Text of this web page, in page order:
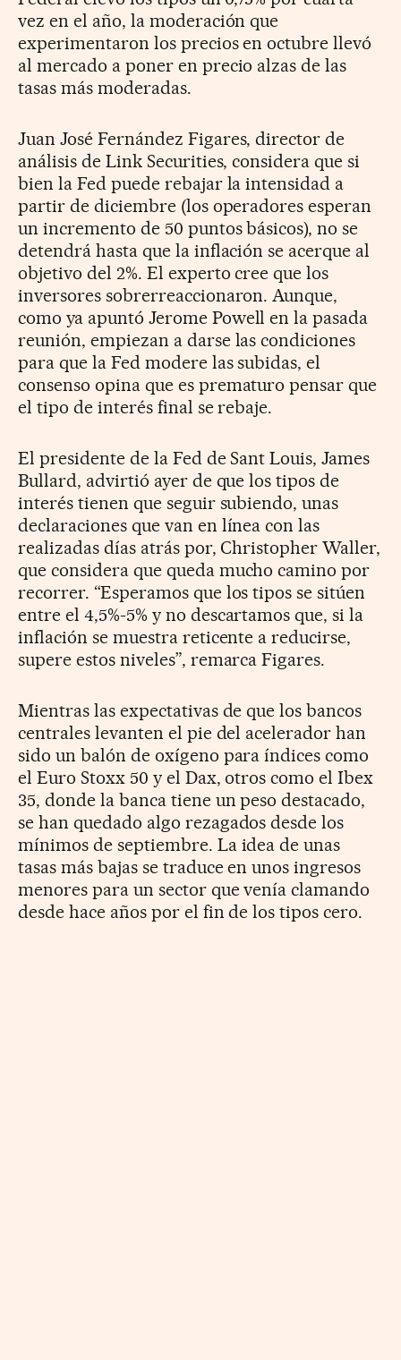
vez en el año, la moderación que
experimentaron los precios en octubre llevó
al mercado a poner en precio alzas de las
tasas más moderadas.
Juan José Fernández Figares, director de
análisis de Link Securities, considera que si
bien la Fed puede rebajar la intensidad a
partir de diciembre (los operadores esperan
un incremento de 50 puntos básicos), no se
detendrá hasta que la inflación se acerque al
objetivo del 2%. El experto cree que los
inversores sobrerreaccionaron. Aunque,
como ya apuntó Jerome Powell en la pasada
reunión, empiezan a darse las condiciones
para que la Fed modere las subidas, el
consenso opina que es prematuro pensar que
el tipo de interés final se rebaje.
El presidente de la Fed de Sant Louis, James
Bullard, advirtió ayer de que los tipos de
interés tienen que seguir subiendo, unas
declaraciones que van en línea con las
realizadas días atrás por, Christopher Waller,
que considera que queda mucho camino por
recorrer. “Esperamos que los tipos se sitúen
entre el 4,5%-5% y no descartamos que, si la
inflación se muestra reticente a reducirse,
supere estos niveles”, remarca Figares.
Mientras las expectativas de que los bancos
centrales levanten el pie del acelerador han
sido un balón de oxígeno para índices como
el Euro Stoxx 50 y el Dax, otros como el Ibex
35, donde la banca tiene un peso destacado,
se han quedado algo rezagados desde los
mínimos de septiembre. La idea de unas
tasas más bajas se traduce en unos ingresos
menores para un sector que venía clamando
desde hace años por el fin de los tipos cero.